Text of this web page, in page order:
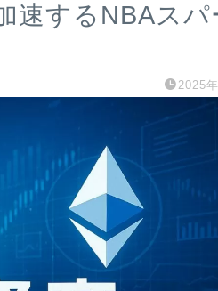
速するNBAスパ
2025